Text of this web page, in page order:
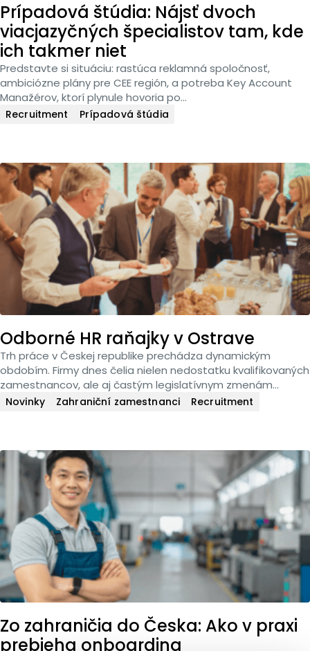
Prípadová štúdia: Nájsť dvoch
viacjazyčných špecialistov tam, kde
ich takmer niet
Predstavte si situáciu: rastúca reklamná spoločnosť,
ambiciózne plány pre CEE región, a potreba Key Account
Manažérov, ktorí plynule hovoria po...
Recruitment Prípadová štúdia
Odborné HR raňajky v Ostrave
Trh práce v Českej republike prechádza dynamickým
obdobím. Firmy dnes čelia nielen nedostatku kvalifikovaných
zamestnancov, ale aj častým legislatívnym zmenám...
Novinky Zahraniční zamestnanci Recruitment
Zo zahraničia do Česka: Ako v praxi
prebieha onboarding